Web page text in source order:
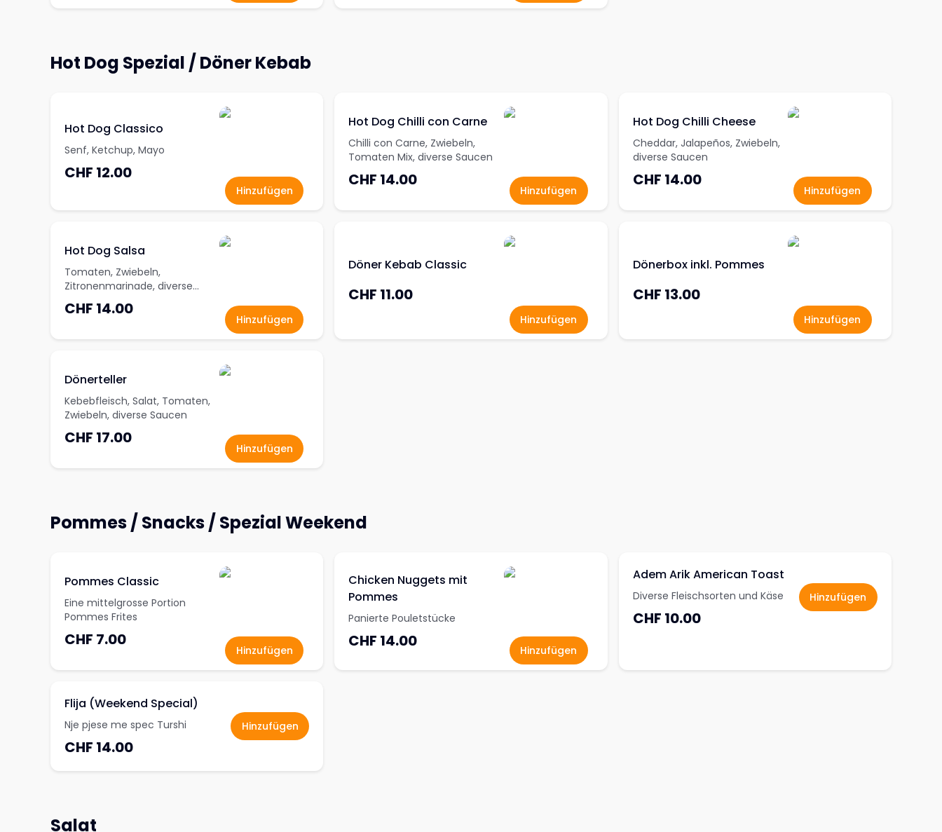
Hot Dog Spezial / Döner Kebab
Hot Dog Classico
Senf, Ketchup, Mayo
CHF 12.00
Hinzufügen
Hot Dog Chilli con Carne
Chilli con Carne, Zwiebeln,
Tomaten Mix, diverse Saucen
CHF 14.00
Hinzufügen
Hot Dog Chilli Cheese
Cheddar, Jalapeños, Zwiebeln,
diverse Saucen
CHF 14.00
Hinzufügen
Hot Dog Salsa
Tomaten, Zwiebeln,
Zitronenmarinade, diverse
Saucen
CHF 14.00
Hinzufügen
Döner Kebab Classic
CHF 11.00
Hinzufügen
Dönerbox inkl. Pommes
CHF 13.00
Hinzufügen
Dönerteller
Kebebfleisch, Salat, Tomaten,
Zwiebeln, diverse Saucen
CHF 17.00
Hinzufügen
Pommes / Snacks / Spezial Weekend
Pommes Classic
Eine mittelgrosse Portion
Pommes Frites
CHF 7.00
Hinzufügen
Chicken Nuggets mit
Pommes
Panierte Pouletstücke
CHF 14.00 Hinzufügen
Adem Arik American Toast
Diverse Fleischsorten und Käse
CHF 10.00
Hinzufügen
Flija (Weekend Special)
Nje pjese me spec Turshi
CHF 14.00
Hinzufügen
Salat